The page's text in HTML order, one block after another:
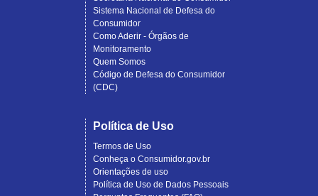
Sistema Nacional de Defesa do
Consumidor
Como Aderir - Órgãos de
Monitoramento
Quem Somos
Código de Defesa do Consumidor
(CDC)
Política de Uso
Termos de Uso
Conheça o Consumidor.gov.br
Orientações de uso
Política de Uso de Dados Pessoais